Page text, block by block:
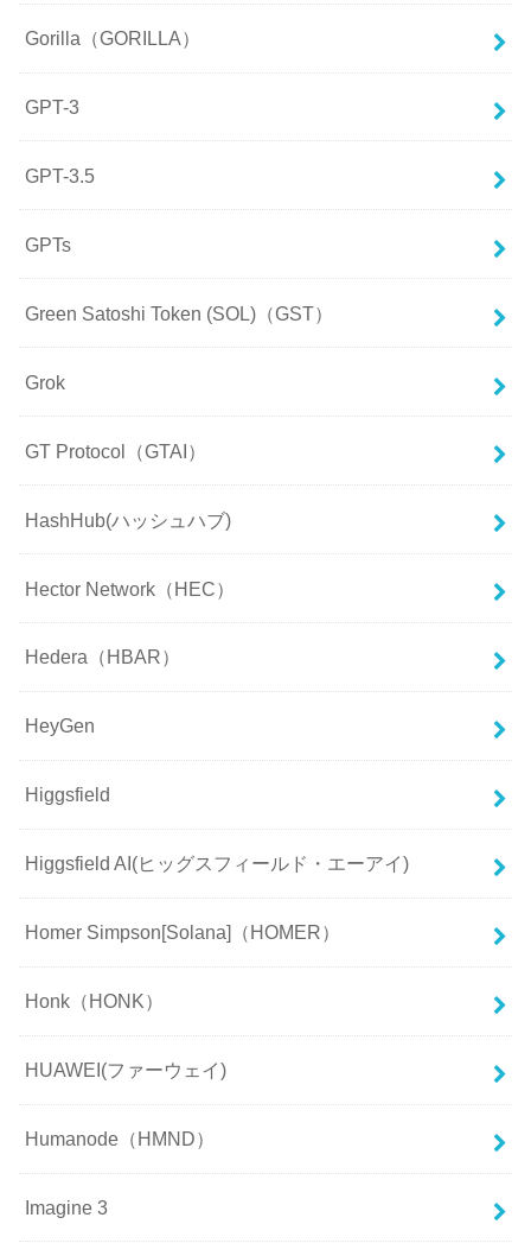
Gorilla（GORILLA）
GPT-3
GPT-3.5
GPTs
Green Satoshi Token (SOL)（GST）
Grok
GT Protocol（GTAI）
HashHub(ハッシュハブ)
Hector Network（HEC）
Hedera（HBAR）
HeyGen
Higgsfield
Higgsfield AI(ヒッグスフィールド・エーアイ)
Homer Simpson[Solana]（HOMER）
Honk（HONK）
HUAWEI(ファーウェイ)
Humanode（HMND）
Imagine 3